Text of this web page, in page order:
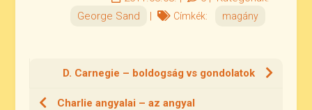
George Sand
| Címkék: magány
D. Carnegie – boldogság vs gondolatok
Charlie angyalai – az angyal